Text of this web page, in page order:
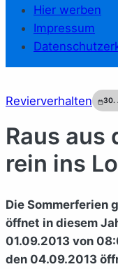
Hier werben
Impressum
Revierverhalten 30.
Raus aus
rein ins
Die Sommerferien
öffnet in diesem
01.09.2013 von
den 04.09.2013